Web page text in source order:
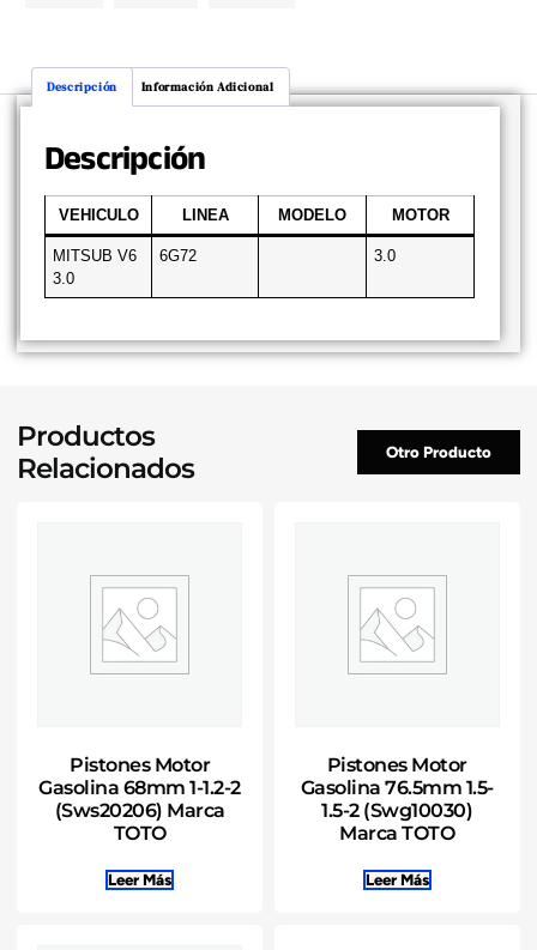
Descripción Información Adicional
Descripción
VEHICULO LINEA MODELO MOTOR
MITSUB V6
3.0
6G72 3.0
Productos
Relacionados
Otro Producto
Pistones Motor
Gasolina 68mm 1-1.2-2
(Sws20206) Marca
TOTO
Leer Más
Pistones Motor
Gasolina 76.5mm 1.5-
1.5-2 (Swg10030)
Marca TOTO
Leer Más